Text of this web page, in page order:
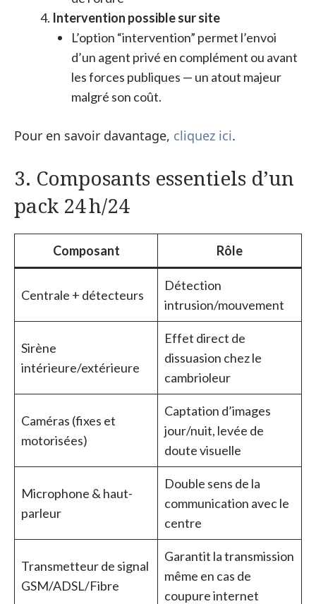
Intervention possible sur site
L’option “intervention” permet l’envoi
d’un agent privé en complément ou avant
les forces publiques — un atout majeur
malgré son coût.
Pour en savoir davantage, cliquez ici.
3. Composants essentiels d’un
pack 24 h/24
Composant Rôle
Centrale + détecteurs
Détection
intrusion/mouvement
Sirène
intérieure/extérieure
Effet direct de
dissuasion chez le
cambrioleur
Caméras (fixes et
motorisées)
Captation d’images
jour/nuit, levée de
doute visuelle
Microphone & haut-
parleur
Double sens de la
communication avec le
centre
Transmetteur de signal
GSM/ADSL/Fibre
Garantit la transmission
même en cas de
coupure internet